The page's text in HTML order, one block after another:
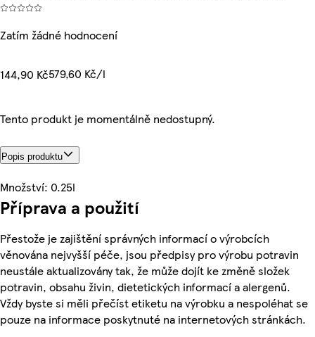
Zatím žádné hodnocení
144,90 Kč579,60 Kč/l
Tento produkt je momentálně nedostupný.
Popis produktu
Množství: 0.25l
Příprava a použití
Přestože je zajištění správných informací o výrobcích
věnována nejvyšší péče, jsou předpisy pro výrobu potravin
neustále aktualizovány tak, že může dojít ke změně složek
potravin, obsahu živin, dietetických informací a alergenů.
Vždy byste si měli přečíst etiketu na výrobku a nespoléhat se
pouze na informace poskytnuté na internetových stránkách.